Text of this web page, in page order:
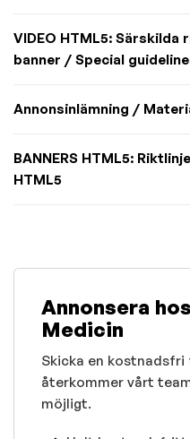
VIDEO HTML5:
banner / Special
Annonsinlämning /
BANNERS HTML5:
HTML5
Annonsera
Medicin
Skicka en
återkommer vårt
möjligt.